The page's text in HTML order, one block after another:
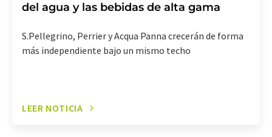
del agua y las bebidas de alta gama
S.Pellegrino, Perrier y Acqua Panna crecerán de forma
más independiente bajo un mismo techo
LEER NOTICIA